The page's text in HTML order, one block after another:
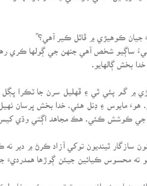
جيان ڪوهيڙي ۾ ڦاٿل ڪير آهي؟”
ساڳيو شخص آهي جنهن جي ڳولها ڪري
بخش ڳالهايو.
گم پئي ٿي ۽ ڦهليل سرن جا ٽڪرا ڀڳل
مايوس ۽ ڊنل هئي. خدا بخش ڀرسان
جي ڪوشش ڪئي. هڪ مجاهد اڳتي وڌي
سازگار ٿينديون توکي آزاد ڪرڻ ۾ دير نه
ته محسوس ڪيائين جيئن ڳوڙها
هيا جيئن انهن جي ترتيب ۾ ڪو پيغام